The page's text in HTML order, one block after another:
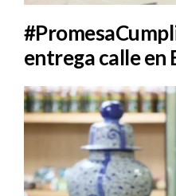
entrega calle en